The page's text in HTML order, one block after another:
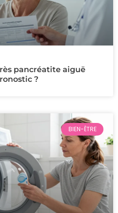
pancréatite aiguë
?
BIEN-ÊTRE